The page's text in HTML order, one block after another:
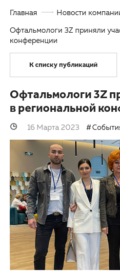
Партнерам
Закупки
Другие заболевания глаз
Детская офтальмология
Главная
Новости
Офтальмологи 3Z приняли
конференции
К списку публикаций
Офтальмологи 3Z
в региональной
16 Марта 2023